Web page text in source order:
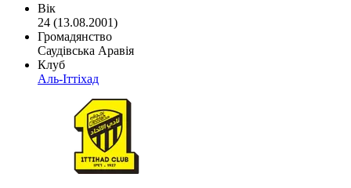
Вік
24 (13.08.2001)
Громадянство
Саудівська Аравія
Клуб
Аль-Іттіхад